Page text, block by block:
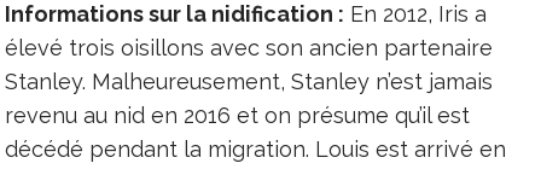
Informations sur la nidification : En 2012, Iris a
élevé trois oisillons avec son ancien partenaire
Stanley. Malheureusement, Stanley n’est jamais
revenu au nid en 2016 et on présume qu’il est
décédé pendant la migration. Louis est arrivé en